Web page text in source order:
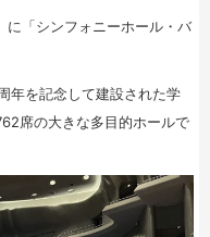
に「シンフォニーホール・バ
年を記念して建設された学
席の大きな多目的ホールで